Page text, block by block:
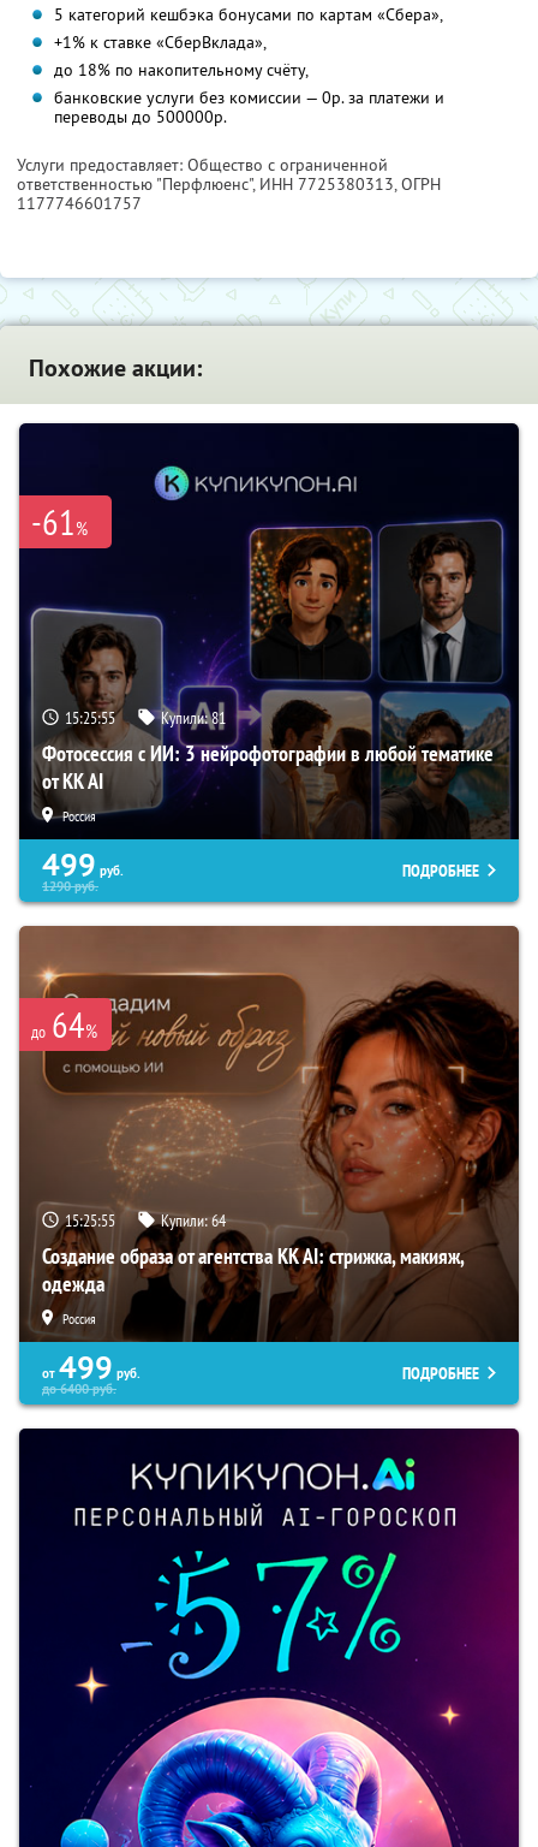
5 категорий кешбэка бонусами по картам «Сбера»,
+1% к ставке «СберВклада»,
до 18% по накопительному счёту,
банковские услуги без комиссии — 0р. за платежи и
переводы до 500000р.
Услуги предоставляет: Общество с ограниченной
ответственностью "Перфлюенс", ИНН 7725380313, ОГРН
1177746601757
Похожие акции:
-61%
15:25:54 Купили:81
Фотосессия с ИИ: 3 нейрофотографии в любой тематике
от KK AI
Россия
499 руб.
1290руб.
ПОДРОБНЕЕ
до 64%
15:25:54 Купили:64
Создание образа от агентства KK AI: стрижка, макияж,
одежда
Россия
от 499 руб.
до6400руб.
ПОДРОБНЕЕ